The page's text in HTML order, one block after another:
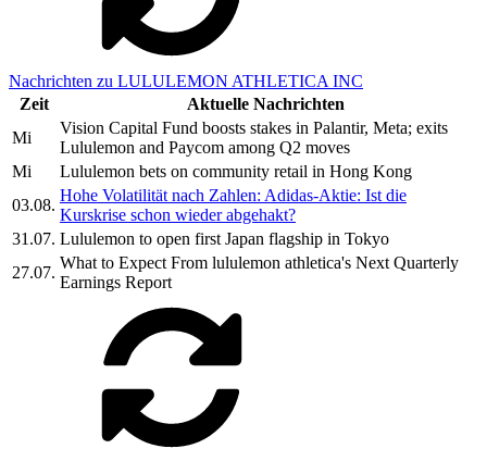
Nachrichten zu LULULEMON ATHLETICA INC
Zeit
Aktuelle Nachrichten
Mi
Vision Capital Fund boosts stakes in Palantir, Meta; exits
Lululemon and Paycom among Q2 moves
Mi
Lululemon bets on community retail in Hong Kong
03.08.
Hohe Volatilität nach Zahlen: Adidas-Aktie: Ist die
Kurskrise schon wieder abgehakt?
31.07. Lululemon to open first Japan flagship in Tokyo
27.07.
What to Expect From lululemon athletica's Next Quarterly
Earnings Report